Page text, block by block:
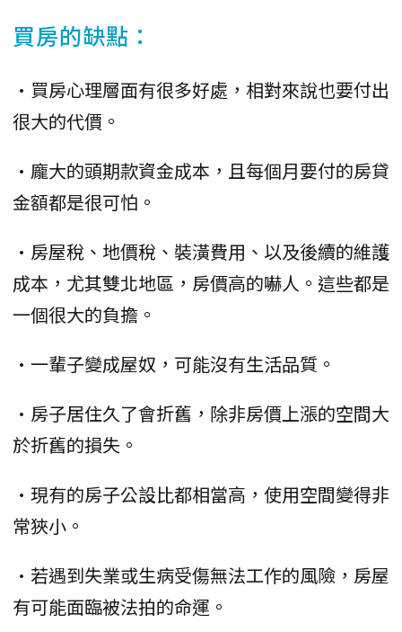
買房的缺點：
•買房心理層面有很多好處，相對來說也要付出
很大的代價。
•龐大的頭期款資金成本，且每個月要付的房貸
金額都是很可怕。
•房屋稅、地價稅、裝潢費用、以及後續的維護
成本，尤其雙北地區，房價高的嚇人。這些都是
一個很大的負擔。
•一輩子變成屋奴，可能沒有生活品質。
•房子居住久了會折舊，除非房價上漲的空間大
於折舊的損失。
•現有的房子公設比都相當高，使用空間變得非
常狹小。
•若遇到失業或生病受傷無法工作的風險，房屋
有可能面臨被法拍的命運。